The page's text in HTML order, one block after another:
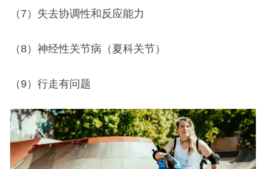
（7）失去协调性和反应能力
（8）神经性关节病（夏科关节）
（9）行走有问题